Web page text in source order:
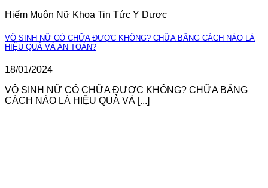
Hiếm Muộn Nữ Khoa Tin Tức Y Dược
VÔ SINH NỮ CÓ CHỮA ĐƯỢC KHÔNG? CHỮA BẰNG CÁCH NÀO LÀ
HIỆU QUẢ VÀ AN TOÀN?
18/01/2024
VÔ SINH NỮ CÓ CHỮA ĐƯỢC KHÔNG? CHỮA BẰNG
CÁCH NÀO LÀ HIỆU QUẢ VÀ [...]